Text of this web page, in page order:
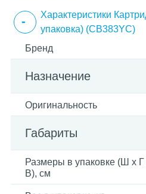
Характеристики
упаковка) (CB383YC)
Бренд
Назначение
Оригинальность
Габариты
Размеры в упаковке (Ш x Г
В), см